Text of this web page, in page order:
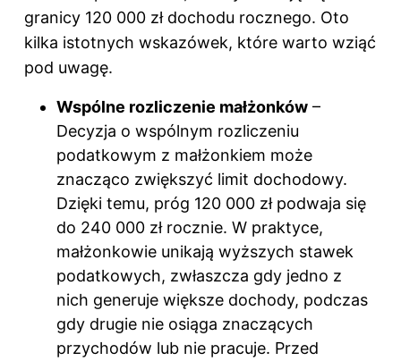
granicy 120 000 zł dochodu rocznego. Oto
kilka istotnych wskazówek, które warto wziąć
pod uwagę.
Wspólne rozliczenie małżonków –
Decyzja o wspólnym rozliczeniu
podatkowym z małżonkiem może
znacząco zwiększyć limit dochodowy.
Dzięki temu, próg 120 000 zł podwaja się
do 240 000 zł rocznie. W praktyce,
małżonkowie unikają wyższych stawek
podatkowych, zwłaszcza gdy jedno z
nich generuje większe dochody, podczas
gdy drugie nie osiąga znaczących
przychodów lub nie pracuje. Przed